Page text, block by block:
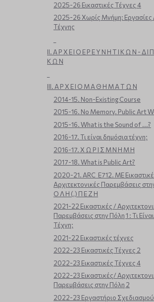
2025-26 Εικαστικές Τέχνες 4
2025-26 Χωρίς Μνήμη: Εργασίες
Τέχνης
ΙΙ. Α Ρ Χ Ε Ι Ο Ε Ρ Ε Υ Ν Η Τ Ι Κ Ω Ν - Δ Ι
Κ Ω Ν
ΙΙΙ. Α Ρ Χ Ε Ι Ο Μ Α Θ Η Μ Α Τ Ω Ν
2014-15. Non-Existing Course
2015-16. No Memory. Public Art
2015-16. What is the Sound of ...?
2016-17. Τι είναι δημόσια τέχνη;
2016-17. Χ Ω Ρ Ι Σ Μ Ν Η Μ Η
2017-18. What is Public Art?
2020-21. ARC_E712. ΜΕ
Αρχιτεκτονικές Παρεμβάσεις
Ο Λ Η (,) Π Ε Ζ Η
2021-22 Εικαστικές /
Παρεμβάσεις στην Πόλη 1 : Τι
Τέχνη;
2021-22 Εικαστικές τέχνες
2022-23 Εικαστικές Τέχνες 2
2022-23 Εικαστικές Τέχνες 4
2022-23 Εικαστικές/
Παρεμβάσεις στην Πόλη 2
2022-23 Εργαστήριο Σχεδιασμού